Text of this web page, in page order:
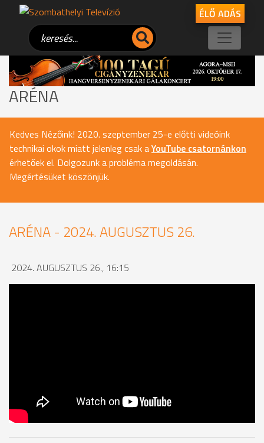
ÉLŐ ADÁS
ARÉNA
Kedves Nézőink! 2020. szeptember 25-e előtti videóink
technikai okok miatt jelenleg csak aYouTube csatornánkon
érhetőek el. Dolgozunk a probléma megoldásán.
Megértésüket köszönjük.
ARÉNA - 2024. AUGUSZTUS 26.
2024. AUGUSZTUS 26., 16:15